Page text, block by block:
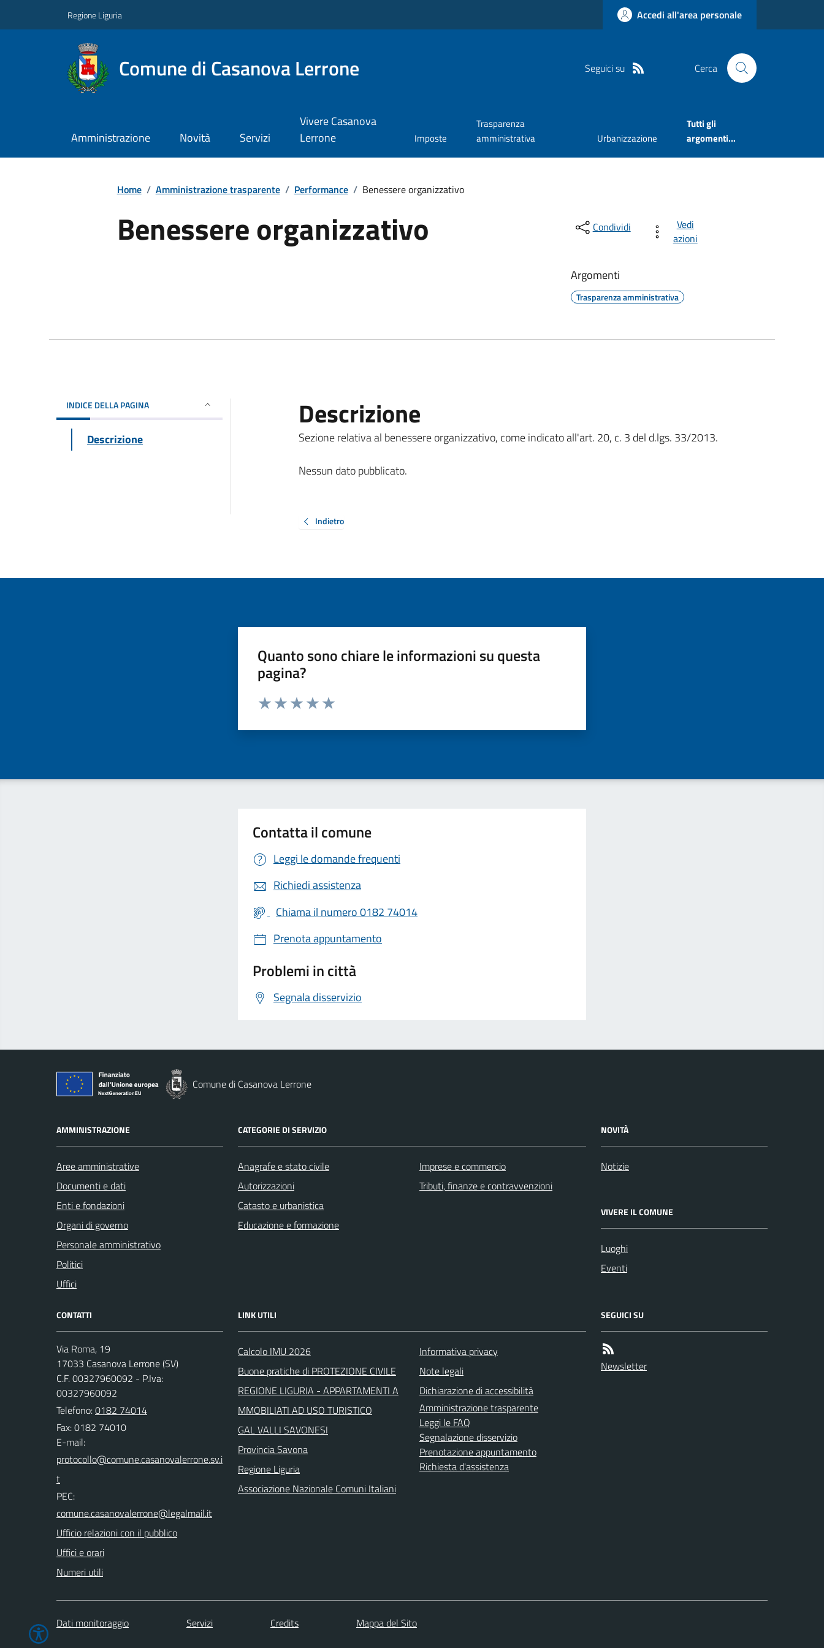
Regione Liguria Accedi all'area personale
Comune di Casanova Lerrone Seguici su Cerca
Amministrazione Novità Servizi
Vivere Casanova
Lerrone
Imposte
Trasparenza
amministrativa
Urbanizzazione
Tutti gli
argomenti...
Home / Amministrazione trasparente / Performance / Benessere organizzativo
Benessere organizzativo Condividi
Vedi
azioni
Argomenti
Trasparenza amministrativa
INDICE DELLA PAGINA
Descrizione
Descrizione
Sezione relativa al benessere organizzativo, come indicato all'art. 20, c. 3 del d.lgs. 33/2013.
Nessun dato pubblicato.
Indietro
Quanto sono chiare le informazioni su questa
pagina?
Valuta da 1 a 5 stelle la pagina
Contatta il comune
Leggi le domande frequenti
Richiedi assistenza
Chiama il numero 0182 74014
Prenota appuntamento
Problemi in città
Segnala disservizio
Comune di Casanova Lerrone
AMMINISTRAZIONE
Aree amministrative
Documenti e dati
Enti e fondazioni
Organi di governo
Personale amministrativo
Politici
Uffici
CATEGORIE DI SERVIZIO
Anagrafe e stato civile
Autorizzazioni
Catasto e urbanistica
Educazione e formazione
Imprese e commercio
Tributi, finanze e contravvenzioni
NOVITÀ
Notizie
VIVERE IL COMUNE
Luoghi
Eventi
CONTATTI
Via Roma, 19
17033 Casanova Lerrone (SV)
C.F. 00327960092 - P.Iva:
00327960092
Telefono:0182 74014
Fax: 0182 74010
E-mail:
PEC:
Ufficio relazioni con il pubblico
Uffici e orari
Numeri utili
LINK UTILI
Calcolo IMU 2026
Buone pratiche di PROTEZIONE CIVILE
REGIONE LIGURIA - APPARTAMENTI A
MMOBILIATI AD USO TURISTICO
GAL VALLI SAVONESI
Provincia Savona
Regione Liguria
Associazione Nazionale Comuni Italiani
Informativa privacy
Note legali
Dichiarazione di accessibilità
Amministrazione trasparente
Leggi le FAQ
Segnalazione disservizio
Prenotazione appuntamento
Richiesta d'assistenza
SEGUICI SU
Newsletter
Dati monitoraggio Servizi Credits Mappa del Sito